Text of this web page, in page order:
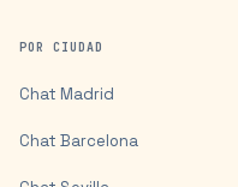
POR CIUDAD
Chat Madrid
Chat Barcelona